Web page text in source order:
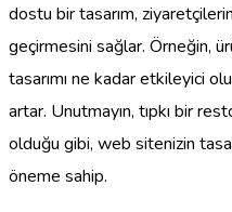
dostu bir tasarım,
geçirmesini sağlar. Örneğin,
tasarımı ne kadar etkileyici
artar. Unutmayın, tıpkı bir
olduğu gibi, web sitenizin
öneme sahip.